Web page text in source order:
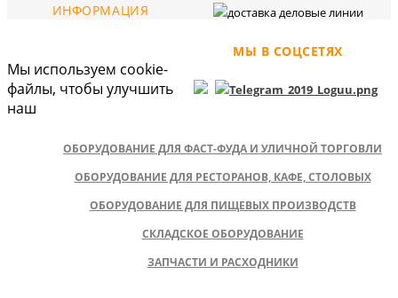
МЫ В СОЦСЕТЯХ
ОБОРУДОВАНИЕ ДЛЯ ФАСТ-ФУДА И УЛИЧНОЙ ТОРГОВЛИ
ОБОРУДОВАНИЕ ДЛЯ РЕСТОРАНОВ, КАФЕ, СТОЛОВЫХ
ОБОРУДОВАНИЕ ДЛЯ ПИЩЕВЫХ ПРОИЗВОДСТВ
СКЛАДСКОЕ ОБОРУДОВАНИЕ
ЗАПЧАСТИ И РАСХОДНИКИ
ИНФОРМАЦИЯ
Мы используем cookie-
файлы, чтобы улучшить
наш